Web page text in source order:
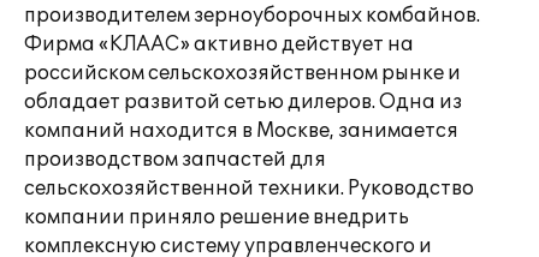
производителем зерноуборочных комбайнов.
Фирма «КЛААС» активно действует на
российском сельскохозяйственном рынке и
обладает развитой сетью дилеров. Одна из
компаний находится в Москве, занимается
производством запчастей для
сельскохозяйственной техники. Руководство
компании приняло решение внедрить
комплексную систему управленческого и